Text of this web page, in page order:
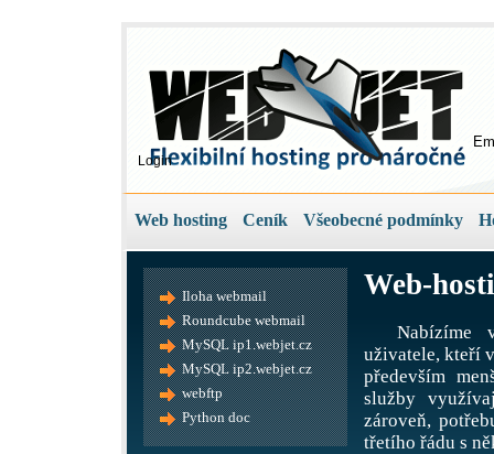
Login
Web hosting Ceník Všeobecné podmínky
Web-
Nabízíme
uživatele, kteří
především
služby
zároveň,
třetího řádu s
Iloha webmail
Roundcube webmail
MySQL ip1.webjet.cz
MySQL ip2.webjet.cz
webftp
Python doc